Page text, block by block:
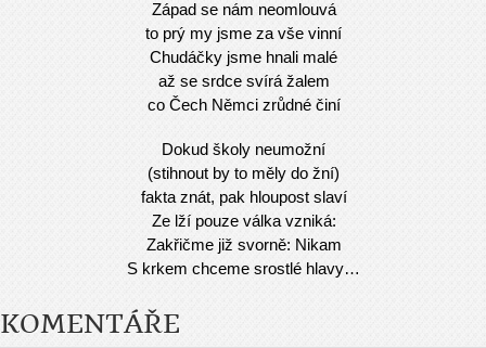
Západ se nám neomlouvá
to prý my jsme za vše vinní
Chudáčky jsme hnali malé
až se srdce svírá žalem
co Čech Němci zrůdné činí
Dokud školy neumožní
(stihnout by to měly do žní)
fakta znát, pak hloupost slaví
Ze lží pouze válka vzniká:
Zakřičme již svorně: Nikam
S krkem chceme srostlé hlavy…
KOMENTÁŘE